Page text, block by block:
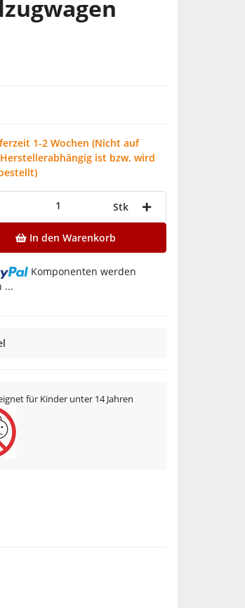
für Kinder unter 14 Jahren
Stk
In den Warenkorb
Komponenten werden
...
1-2 Wochen (Nicht auf
ist bzw. wird